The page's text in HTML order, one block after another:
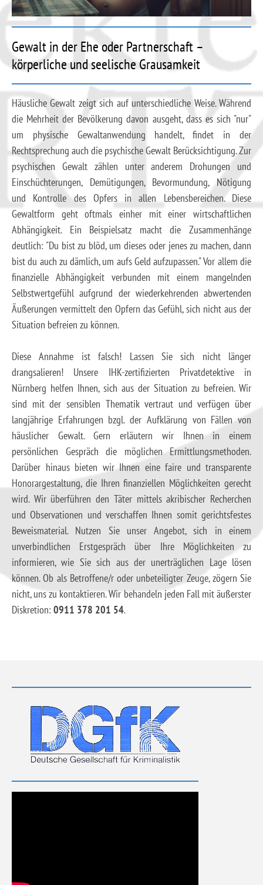
Gewalt in der Ehe oder Partnerschaft –
körperliche und seelische Grausamkeit
Häusliche Gewalt zeigt sich auf unterschiedliche Weise. Während
die Mehrheit der Bevölkerung davon ausgeht, dass es sich "nur"
um physische Gewaltanwendung handelt, findet in der
Rechtsprechung auch die psychische Gewalt Berücksichtigung. Zur
psychischen Gewalt zählen unter anderem Drohungen und
Einschüchterungen, Demütigungen, Bevormundung, Nötigung
und Kontrolle des Opfers in allen Lebensbereichen. Diese
Gewaltform geht oftmals einher mit einer wirtschaftlichen
Abhängigkeit. Ein Beispielsatz macht die Zusammenhänge
deutlich: "Du bist zu blöd, um dieses oder jenes zu machen, dann
bist du auch zu dämlich, um aufs Geld aufzupassen." Vor allem die
finanzielle Abhängigkeit verbunden mit einem mangelnden
Selbstwertgefühl aufgrund der wiederkehrenden abwertenden
Äußerungen vermittelt den Opfern das Gefühl, sich nicht aus der
Situation befreien zu können.
Diese Annahme ist falsch! Lassen Sie sich nicht länger
drangsalieren! Unsere IHK-zertifizierten Privatdetektive in
Nürnberg helfen Ihnen, sich aus der Situation zu befreien. Wir
sind mit der sensiblen Thematik vertraut und verfügen über
langjährige Erfahrungen bzgl. der Aufklärung von Fällen von
häuslicher Gewalt. Gern erläutern wir Ihnen in einem
persönlichen Gespräch die möglichen Ermittlungsmethoden.
Darüber hinaus bieten wir Ihnen eine faire und transparente
Honorargestaltung, die Ihren finanziellen Möglichkeiten gerecht
wird. Wir überführen den Täter mittels akribischer Recherchen
und Observationen und verschaffen Ihnen somit gerichtsfestes
Beweismaterial. Nutzen Sie unser Angebot, sich in einem
unverbindlichen Erstgespräch über Ihre Möglichkeiten zu
informieren, wie Sie sich aus der unerträglichen Lage lösen
können. Ob als Betroffene/r oder unbeteiligter Zeuge, zögern Sie
nicht, uns zu kontaktieren. Wir behandeln jeden Fall mit äußerster
Diskretion: 0911 378 201 54.